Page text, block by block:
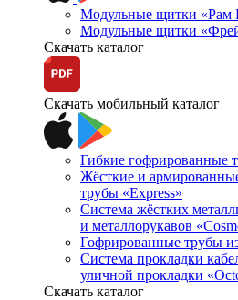
Модульные щитки «Рам
Модульные щитки
Скачать каталог
Скачать мобильный каталог
Гибкие гофрированные
Жёсткие и
трубы «Express»
Система жёстких
и металлорукавов
Гофрированные трубы
Система прокладки
уличной прокладки
Скачать каталог